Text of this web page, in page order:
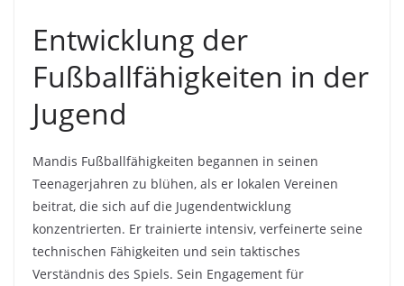
Entwicklung der
Fußballfähigkeiten in der
Jugend
Mandis Fußballfähigkeiten begannen in seinen
Teenagerjahren zu blühen, als er lokalen Vereinen
beitrat, die sich auf die Jugendentwicklung
konzentrierten. Er trainierte intensiv, verfeinerte seine
technischen Fähigkeiten und sein taktisches
Verständnis des Spiels. Sein Engagement für